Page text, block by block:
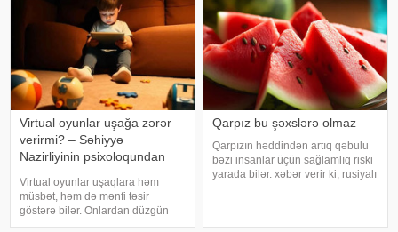
Virtual oyunlar uşağa zərər
verirmi? – Səhiyyə
Nazirliyinin psixoloqundan
Virtual oyunlar uşaqlara həm
müsbət, həm də mənfi təsir
göstərə bilər. Onlardan düzgün
rejimdə istifadə edildikdə zehni
Qarpız bu şəxslərə olmaz
Qarpızın həddindən artıq qəbulu
bəzi insanlar üçün sağlamlıq riski
yarada bilər. xəbər verir ki, rusiyalı